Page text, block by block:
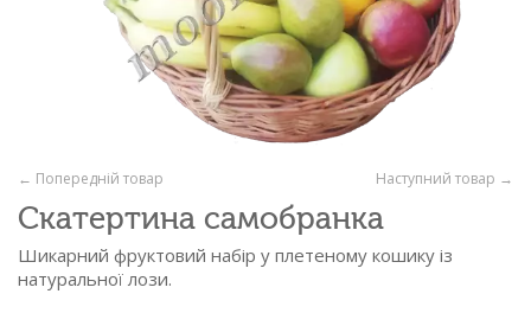
Наступний товар →
← Попередній товар
Скатертина самобранка
Шикарний фруктовий набір у плетеному кошику із
натуральної лози.